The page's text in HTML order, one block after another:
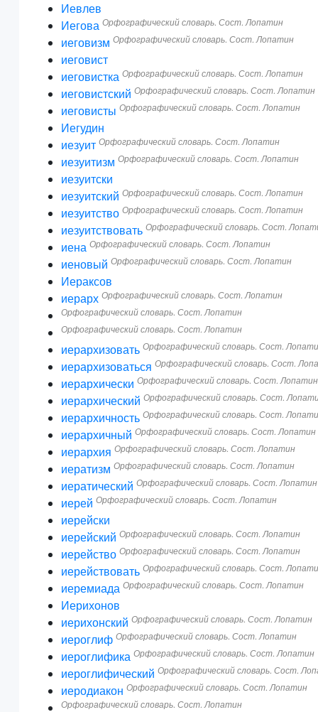
Иевлев
Иегова Орфографический словарь. Сост. Лопатин
иеговизм Орфографический словарь. Сост. Лопатин
иеговист
иеговистка Орфографический словарь. Сост. Лопатин
иеговистский Орфографический словарь. Сост. Лопатин
иеговисты Орфографический словарь. Сост. Лопатин
Иегудин
иезуит Орфографический словарь. Сост. Лопатин
иезуитизм Орфографический словарь. Сост. Лопатин
иезуитски
иезуитский Орфографический словарь. Сост. Лопатин
иезуитство Орфографический словарь. Сост. Лопатин
иезуитствовать Орфографический словарь. Сост.
иена Орфографический словарь. Сост. Лопатин
иеновый Орфографический словарь. Сост. Лопатин
Иераксов
иерарх Орфографический словарь. Сост. Лопатин
Орфографический словарь. Сост. Лопатин
Орфографический словарь. Сост. Лопатин
иерархизовать Орфографический словарь. Сост.
иерархизоваться Орфографический словарь. Сост.
иерархически Орфографический словарь. Сост. Лопатин
иерархический Орфографический словарь. Сост.
иерархичность Орфографический словарь. Сост.
иерархичный Орфографический словарь. Сост. Лопатин
иерархия Орфографический словарь. Сост. Лопатин
иератизм Орфографический словарь. Сост. Лопатин
иератический Орфографический словарь. Сост. Лопатин
иерей Орфографический словарь. Сост. Лопатин
иерейски
иерейский Орфографический словарь. Сост. Лопатин
иерейство Орфографический словарь. Сост. Лопатин
иерействовать Орфографический словарь. Сост.
иеремиада Орфографический словарь. Сост. Лопатин
Иерихонов
иерихонский Орфографический словарь. Сост. Лопатин
иероглиф Орфографический словарь. Сост. Лопатин
иероглифика Орфографический словарь. Сост. Лопатин
иероглифический Орфографический словарь. Сост.
иеродиакон Орфографический словарь. Сост. Лопатин
Орфографический словарь. Сост. Лопатин